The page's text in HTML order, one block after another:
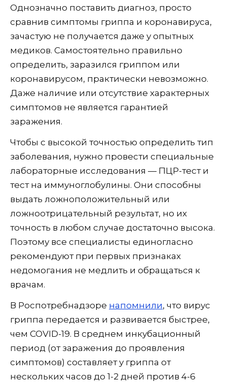
Однозначно поставить диагноз, просто
сравнив симптомы гриппа и коронавируса,
зачастую не получается даже у опытных
медиков. Самостоятельно правильно
определить, заразился гриппом или
коронавирусом, практически невозможно.
Даже наличие или отсутствие характерных
симптомов не является гарантией
заражения.
Чтобы с высокой точностью определить тип
заболевания, нужно провести специальные
лабораторные исследования — ПЦР-тест и
тест на иммуноглобулины. Они способны
выдать ложноположительный или
ложноотрицательный результат, но их
точность в любом случае достаточно высока.
Поэтому все специалисты единогласно
рекомендуют при первых признаках
недомогания не медлить и обращаться к
врачам.
В Роспотребнадзоре напомнили, что вирус
гриппа передается и развивается быстрее,
чем COVID-19. В среднем инкубационный
период (от заражения до проявления
симптомов) составляет у гриппа от
нескольких часов до 1-2 дней против 4-6